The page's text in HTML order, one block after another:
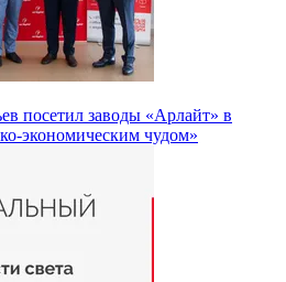
посетил заводы «Арлайт» в
экономическим чудом»